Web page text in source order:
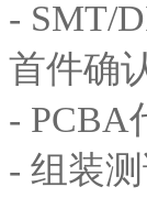
- SMT/
首件确
- PCBA
- 组装